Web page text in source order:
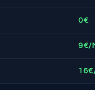
0€
9€/